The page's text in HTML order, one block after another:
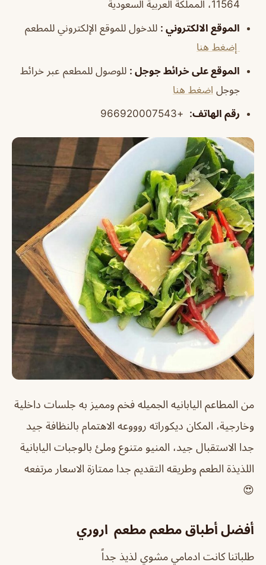
11564، المملكة العربية السعودية
الموقع الالكتروني : للدخول للموقع الإلكتروني للمطعم
إضغط هنا
الموقع على خرائط جوجل : للوصول للمطعم عبر خرائط
جوجل اضغط هنا
رقم الهاتف:
+966920007543
من المطاعم اليابانيه الجميله فخم ومميز به جلسات داخلية
وخارجية، المكان ديكوراته روووعه الاهتمام بالنظافة جيد
جدا الاستقبال جيد، المنيو متنوع وملئ بالوجبات اليابانية
اللذيذة الطعم وطريقه التقديم جدا ممتازة الاسعار مرتفعه
😍
أفضل أطباق مطعم مطعم اروري
طلباتنا كانت ادمامي مشوي لذيذ جداً